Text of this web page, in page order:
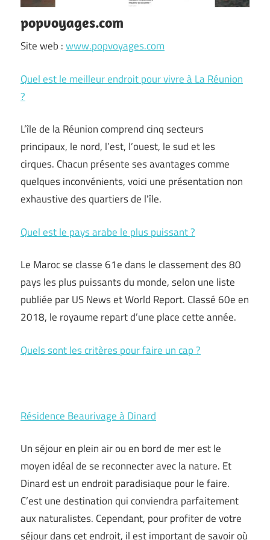
popvoyages.com
Site web :www.popvoyages.com
Quel est le meilleur endroit pour vivre à La Réunion
?
L’île de la Réunion comprend cinq secteurs
principaux, le nord, l’est, l’ouest, le sud et les
cirques. Chacun présente ses avantages comme
quelques inconvénients, voici une présentation non
exhaustive des quartiers de l’île.
Quel est le pays arabe le plus puissant ?
Le Maroc se classe 61e dans le classement des 80
pays les plus puissants du monde, selon une liste
publiée par US News et World Report. Classé 60e en
2018, le royaume repart d’une place cette année.
Quels sont les critères pour faire un cap ?
Résidence Beaurivage à Dinard
Un séjour en plein air ou en bord de mer est le
moyen idéal de se reconnecter avec la nature. Et
Dinard est un endroit paradisiaque pour le faire.
C’est une destination qui conviendra parfaitement
aux naturalistes. Cependant, pour profiter de votre
séjour dans cet endroit, il est important de savoir où